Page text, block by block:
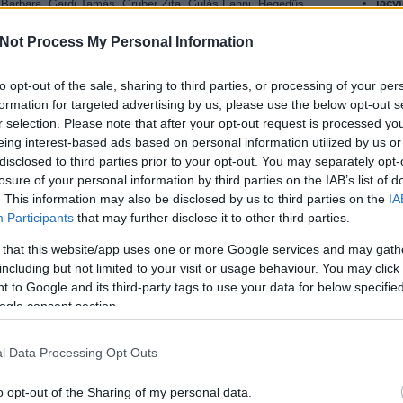
Process My Personal Information
opt-out of the sale, sharing to third parties, or processing of your
for targeted advertising by us, please use the below opt-out
selection. Please note that after your opt-out request is processed
interest-based ads based on personal information utilized by us
to third parties prior to your opt-out. You may separately
of your personal information by third parties on the IAB’s list of
This information may also be disclosed by us to third parties on the
Participants that may further disclose it to other third parties.
that this website/app uses one or more Google services and may
but not limited to your visit or usage behaviour. You may
to Google and its third-party tags to use your data for below
consent section.
Data Processing Opt Outs
opt-out of the Sharing of my personal data.
Gardi Tamás, Gruber Zita, Gulás Fanni, Hegedüs
Zoltán, Kapácsy Miklós, Kautzky Armand, Király
Judit, Mérai Katalin, Miklós Eponin, Minárovits Péter,
Tamás, Pál Tamás, Petridisz Hrisztosz, Posta Viktor,
Miklós, Szabó Andor, Szabó P. Szilveszter, Szrna
Gábor, Varga Rókus, Vida Bálint, Zakariás Éva
változat munkatársai:
Blahut Viktor, Petőcz István
Kránitz Lajos András
Kránitz Bence
Németh Piroska
Dobay Brigitta
SDI Media
a Fórum Hungary
usa